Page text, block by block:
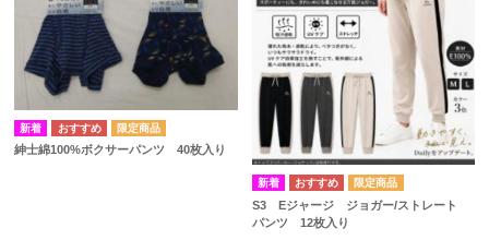
紳士綿100%ボクサーパンツ 40枚入り
S3 Eジャージ ジョガー/ストレート
パンツ 12枚入り